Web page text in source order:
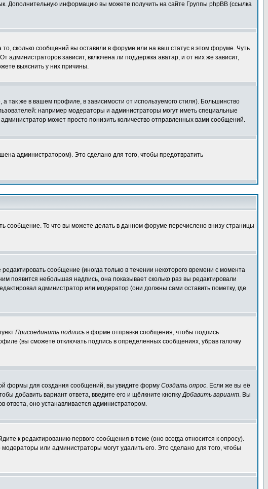
Дополнительную информацию вы можете получить на сайте Группы phpBB (ссылка
сколько сообщений вы оставили в форуме или на ваш статус в этом форуме. Чуть
администраторов зависит, включена ли поддержка аватар, и от них же зависит,
выяснить у них причины.
же в вашем профиле, в зависимости от используемого стиля). Большинство
например модераторы и администраторы могут иметь специальные
может просто понизить количество отправленных вами сообщений.
администратором). Это сделано для того, чтобы предотвратить
сообщение. То что вы можете делать в данном форуме перечислено внизу страницы
сообщение (иногда только в течении некоторого времени с момента
появится небольшая надпись, она показывает сколько раз вы редактировали
администратор или модератор (они должны сами оставить пометку, где
Присоединить подпись в форме отправки сообщения, чтобы подпись
(вы сможете отключать подпись в определенных сообщениях, убрав галочку
формы для создания сообщений, вы увидите форму Создать опрос. Если же вы её
добавить вариант ответа, введите его и щёлкните кнопкуДобавить вариант. Вы
ответа, оно устанавливается администратором.
к редактированию первого сообщения в теме (оно всегда относится к опросу).
модераторы или администраторы могут удалить его. Это сделано для того, чтобы